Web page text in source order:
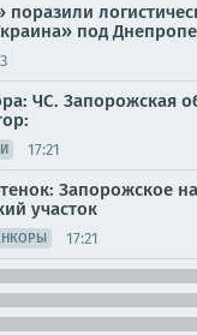
поразили
под
ЧС. Запорожская
17:21
Запорожское
участок
17:21